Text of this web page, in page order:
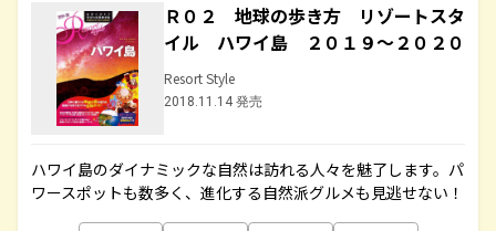
Ｒ０２ 地球の歩き方 リゾートスタ
イル ハワイ島 ２０１９～２０２０
Resort Style
2018.11.14 発売
ハワイ島のダイナミックな自然は訪れる人々を魅了します。パ
ワースポットも数多く、進化する自然派グルメも見逃せない！